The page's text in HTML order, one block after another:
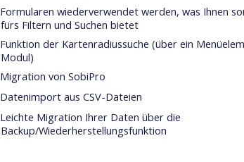
Formularen wiederverwendet werden, was Ihnen
fürs Filtern und Suchen bietet
Funktion der Kartenradiussuche (über ein
Modul)
Migration von SobiPro
Datenimport aus CSV-Dateien
Leichte Migration Ihrer Daten über die
Backup/Wiederherstellungsfunktion